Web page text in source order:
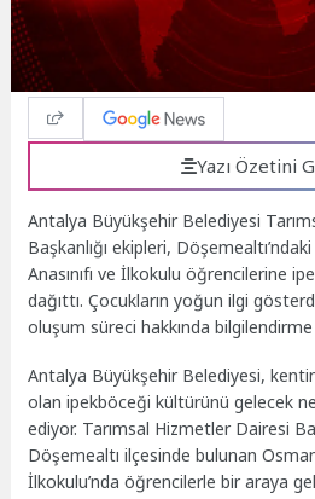
Yazı Özetini
Antalya Büyükşehir Belediyesi
Başkanlığı ekipleri,
Anasınıfı ve İlkokulu öğrencilerine
dağıttı. Çocukların yoğun ilgi
oluşum süreci hakkında bilgilendirme
Antalya Büyükşehir Belediyesi,
olan ipekböceği kültürünü gelecek
ediyor. Tarımsal Hizmetler Dairesi
Döşemealtı ilçesinde bulunan Osman
İlkokulu’nda öğrencilerle bir araya